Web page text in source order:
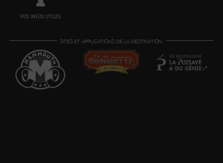
VOS INFOS UTILES
SITES ET APPLICATIONS DE LA DESTINATION: